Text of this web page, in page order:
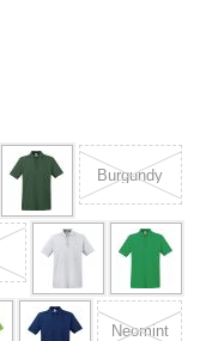
Burgundy
Neomint